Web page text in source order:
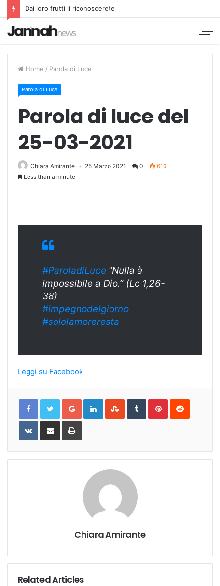
Dai loro frutti li riconoscerete
Home / Parola di Luce
Parola di Luce
Parola di luce del
25-03-2021
Chiara Amirante 25 Marzo 2021 0
616
Less than a minute
#ParoladiLuce “Nulla è
impossibile a Dio.” (Lc 1,26-
38)
#impegnodelgiorno
#sololamoreresta
Leggi su Facebook
Google+LinkedInStumbleUpon
TumblrPinterestReddit
VKontakteShare
Email
Print
Chiara Amirante
Related Articles